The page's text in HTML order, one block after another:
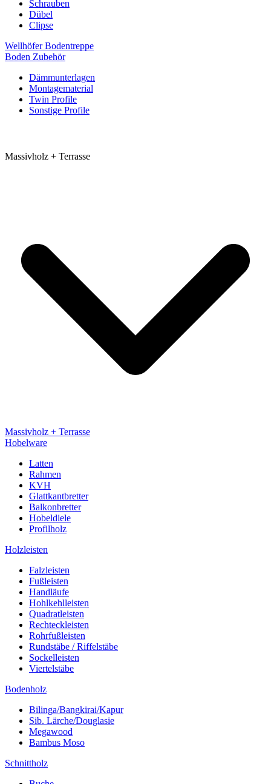
Schrauben
Dübel
Clipse
Wellhöfer Bodentreppe
Boden Zubehör
Dämmunterlagen
Montagematerial
Twin Profile
Sonstige Profile
Massivholz + Terrasse
Massivholz + Terrasse
Hobelware
Latten
Rahmen
KVH
Glattkantbretter
Balkonbretter
Hobeldiele
Profilholz
Holzleisten
Falzleisten
Fußleisten
Handläufe
Hohlkehlleisten
Quadratleisten
Rechteckleisten
Rohrfußleisten
Rundstäbe / Riffelstäbe
Sockelleisten
Viertelstäbe
Bodenholz
Bilinga/Bangkirai/Kapur
Sib. Lärche/Douglasie
Megawood
Bambus Moso
Schnittholz